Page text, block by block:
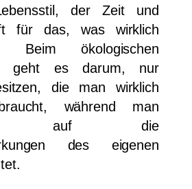
der Zeit und
für das, was wirklich
Beim ökologischen
geht es darum, nur
die man wirklich
während man
auf die
des eigenen